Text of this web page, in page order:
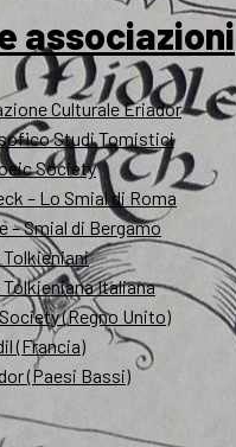
associazioni
Culturale Eriador
Studi Tomistici
Society
– Lo Smial di Roma
– Smial di Bergamo
Italiana
(Regno Unito)
(Francia)
(Paesi Bassi)